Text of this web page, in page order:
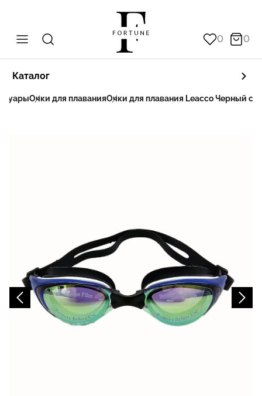
0 0
Каталог
Очки для плаванияОчки для плавания Leacco Черный с